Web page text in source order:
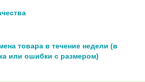
товара в течение недели (в
или ошибки с размером)